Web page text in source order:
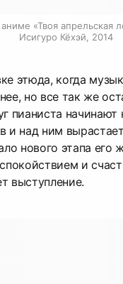
аниме «Твоя апрельская
Исигуро Кёхэй, 2014
этюда, когда
но все так же
пианиста начинают
и над ним
нового этапа его
и
выступление.